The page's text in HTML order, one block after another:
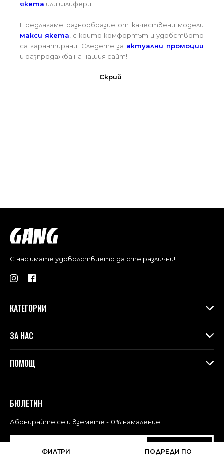
ФИЛТРИ ПОДРЕДИ ПО
якета или шлифери.
Предлагаме разнообразие от качествени модели
макси якета, с които комфортът и удобството
са гарантирани. Следете за актуални промоции
и разпродажба на нашия сайт!
Скрий
С нас имате удоволствието да сте различни!
КАТЕГОРИИ
Макси колекция
ЗА НАС
Контакти
Blog
ПОМОЩ
Често задавани въпроси
Политика за поверителност
Общи условия за ползване
БЮЛЕТИН
Абонирайте се и вземете -10% намаление